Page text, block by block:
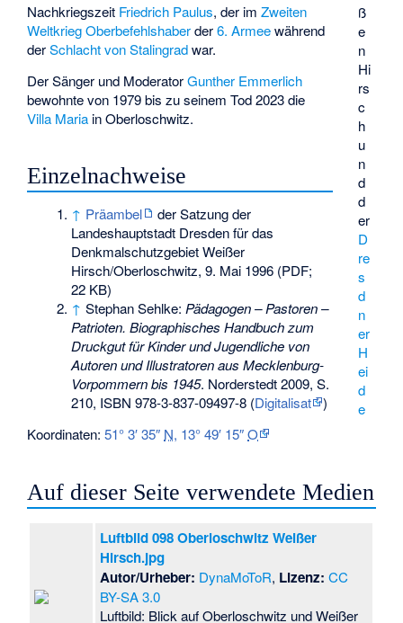
ß
e
n
Hi
rs
c
h
u
n
d
d
er
D
re
s
d
n
er
H
ei
d
e
Nachkriegszeit Friedrich Paulus, der imZweiten
Weltkrieg Oberbefehlshaberder6. Armeewährend
derSchlacht von Stalingradwar.
Der Sänger und ModeratorGunther Emmerlich
bewohnte von 1979 bis zu seinem Tod 2023 die
Villa Maria in Oberloschwitz.
Einzelnachweise
↑ Präambel
der Satzung der
Landeshauptstadt Dresden für das
Denkmalschutzgebiet Weißer
Hirsch/Oberloschwitz, 9. Mai 1996 (PDF;
22 KB)
↑ Stephan Sehlke:Pädagogen – Pastoren –
Patrioten. Biographisches Handbuch zum
Druckgut für Kinder und Jugendliche von
Autoren und Illustratoren aus Mecklenburg-
Vorpommern bis 1945. Norderstedt 2009, S.
210, ISBN 978-3-837-09497-8 (Digitalisat
)
Koordinaten:51° 3′ 35″ N, 13° 49′ 15″O
Auf dieser Seite verwendete Medien
Luftbild 098 Oberloschwitz Weißer
Hirsch.jpg
Autor/Urheber: DynaMoToR, Lizenz: CC
BY-SA 3.0
Luftbild: Blick auf Oberloschwitz und Weißer